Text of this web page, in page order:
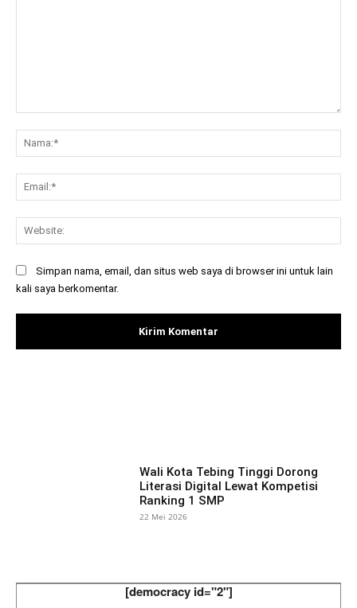
Simpan nama, email, dan situs web saya di browser ini untuk lain
kali saya berkomentar.
Wali Kota Tebing Tinggi Dorong
Literasi Digital Lewat Kompetisi
Ranking 1 SMP
22 Mei 2026
[democracy id="2"]